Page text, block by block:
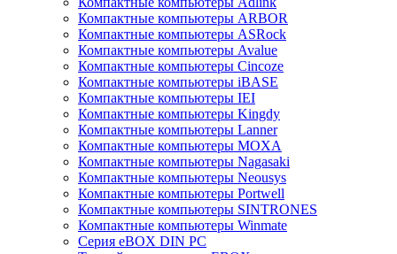
Компактные компьютеры ARBOR
Компактные компьютеры ASRock
Компактные компьютеры Avalue
Компактные компьютеры Cincoze
Компактные компьютеры iBASE
Компактные компьютеры IEI
Компактные компьютеры Kingdy
Компактные компьютеры Lanner
Компактные компьютеры MOXA
Компактные компьютеры Nagasaki
Компактные компьютеры Neousys
Компактные компьютеры Portwell
Компактные компьютеры SINTRONES
Компактные компьютеры Winmate
Серия eBOX DIN PC